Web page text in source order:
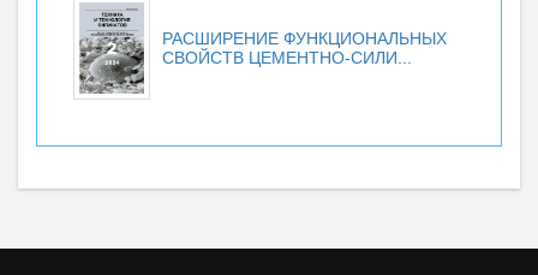
РАСШИРЕНИЕ ФУНКЦИОНАЛЬНЫХ
СВОЙСТВ ЦЕМЕНТНО-СИЛИ...